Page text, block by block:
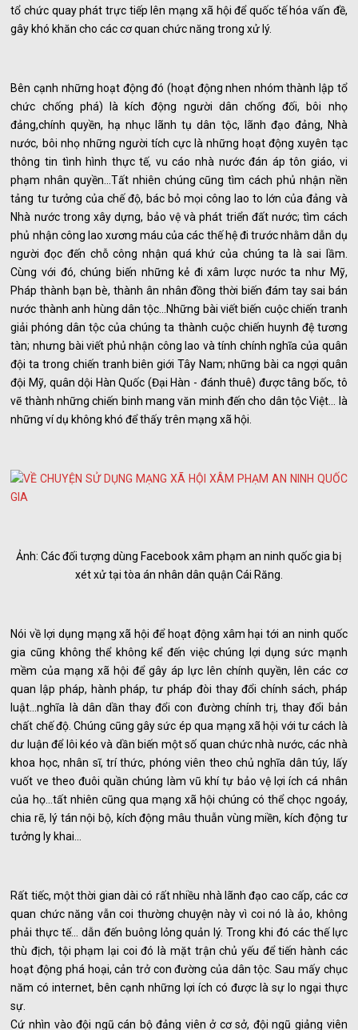
tổ chức quay phát trực tiếp lên mạng xã hội để quốc tế hóa vấn đề,
gây khó khăn cho các cơ quan chức năng trong xử lý.
Bên cạnh những hoạt động đó (hoạt động nhen nhóm thành lập tổ
chức chống phá) là kích động người dân chống đối, bôi nhọ
đảng,chính quyền, hạ nhục lãnh tụ dân tộc, lãnh đạo đảng, Nhà
nước, bôi nhọ những người tích cực là những hoạt động xuyên tạc
thông tin tình hình thực tế, vu cáo nhà nước đán áp tôn giáo, vi
phạm nhân quyền...Tất nhiên chúng cũng tìm cách phủ nhận nền
tảng tư tưởng của chế độ, bác bỏ mọi công lao to lớn của đảng và
Nhà nước trong xây dựng, bảo vệ và phát triển đất nước; tìm cách
phủ nhận công lao xương máu của các thế hệ đi trước nhằm dẫn dụ
người đọc đến chỗ công nhận quá khứ của chúng ta là sai lầm.
Cùng với đó, chúng biến những kẻ đi xâm lược nước ta như Mỹ,
Pháp thành bạn bè, thành ân nhân đồng thời biến đám tay sai bán
nước thành anh hùng dân tộc...Những bài viết biến cuộc chiến tranh
giải phóng dân tộc của chúng ta thành cuộc chiến huynh đệ tương
tàn; nhưng bài viết phủ nhận công lao và tính chính nghĩa của quân
đội ta trong chiến tranh biên giới Tây Nam; những bài ca ngợi quân
đội Mỹ, quân dội Hàn Quốc (Đại Hàn - đánh thuê) được tâng bốc, tô
vẽ thành những chiến binh mang văn minh đến cho dân tộc Việt... là
những ví dụ không khó để thấy trên mạng xã hội.
Ảnh: Các đối tượng dùng Facebook xâm phạm an ninh quốc gia bị
xét xử tại tòa án nhân dân quận Cái Răng.
Nói về lợi dụng mạng xã hội để hoạt động xâm hại tới an ninh quốc
gia cũng không thể không kể đến việc chúng lợi dụng sức mạnh
mềm của mạng xã hội để gây áp lực lên chính quyền, lên các cơ
quan lập pháp, hành pháp, tư pháp đòi thay đổi chính sách, pháp
luật...nghĩa là dân dần thay đổi con đường chính trị, thay đổi bản
chất chế độ. Chúng cũng gây sức ép qua mạng xã hội với tư cách là
dư luận để lôi kéo và dần biến một số quan chức nhà nước, các nhà
khoa học, nhân sĩ, trí thức, phóng viên theo chủ nghĩa dân túy, lấy
vuốt ve theo đuôi quần chúng làm vũ khí tự bảo vệ lợi ích cá nhân
của họ...tất nhiên cũng qua mạng xã hội chúng có thể chọc ngoáy,
chia rẽ, lý tán nội bộ, kích động mâu thuẫn vùng miền, kích động tư
tưởng ly khai...
Rất tiếc, một thời gian dài có rất nhiều nhà lãnh đạo cao cấp, các cơ
quan chức năng vẫn coi thường chuyện này vì coi nó là ảo, không
phải thực tế... dẫn đến buông lỏng quản lý. Trong khi đó các thế lực
thù địch, tội phạm lại coi đó là mặt trận chủ yếu để tiến hành các
hoạt động phá hoại, cản trở con đường của dân tộc. Sau mấy chục
năm có internet, bên cạnh những lợi ích có được là sự lo ngại thực
sự.
Cứ nhìn vào đội ngũ cán bộ đảng viên ở cơ sở, đội ngũ giảng viên